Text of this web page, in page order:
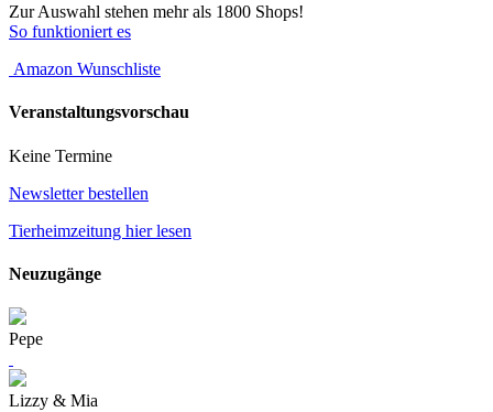
Zur Auswahl stehen mehr als 1800 Shops!
So funktioniert es
Amazon Wunschliste
Veranstaltungsvorschau
Keine Termine
Newsletter bestellen
Tierheimzeitung hier lesen
Neuzugänge
Pepe
Lizzy & Mia